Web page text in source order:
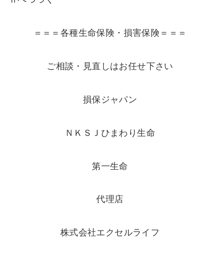
＝＝＝各種生命保険・損害保険＝＝＝
ご相談・見直しはお任せ下さい
損保ジャパン
ＮＫＳＪひまわり生命
第一生命
代理店
株式会社エクセルライフ